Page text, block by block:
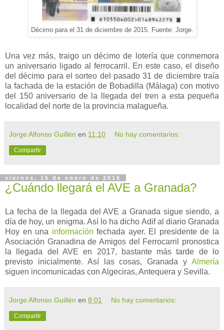
Décimo para el 31 de diciembre de 2015. Fuente: Jorge.
Una vez más, traigo un décimo de lotería que conmemora
un aniversario ligado al ferrocarril. En este caso, el diseño
del décimo para el sorteo del pasado 31 de diciembre traía
la fachada de la estación de Bobadilla (Málaga) con motivo
del 150 aniversario de la llegada del tren a esta pequeña
localidad del norte de la provincia malagueña.
Jorge Alfonso Guillén en 11:10 No hay comentarios:
Compartir
viernes, 15 de enero de 2016
¿Cuándo llegará el AVE a Granada?
La fecha de la llegada del AVE a Granada sigue siendo, a
día de hoy, un enigma. Así lo ha dicho Adif al diario Granada
Hoy en una información fechada ayer. El presidente de la
Asociación Granadina de Amigos del Ferrocarril pronostica
la llegada del AVE en 2017, bastante más tarde de lo
previsto inicialmente. Así las cosas, Granada y Almería
siguen incomunicadas con Algeciras, Antequera y Sevilla.
Jorge Alfonso Guillén en 8:01 No hay comentarios:
Compartir